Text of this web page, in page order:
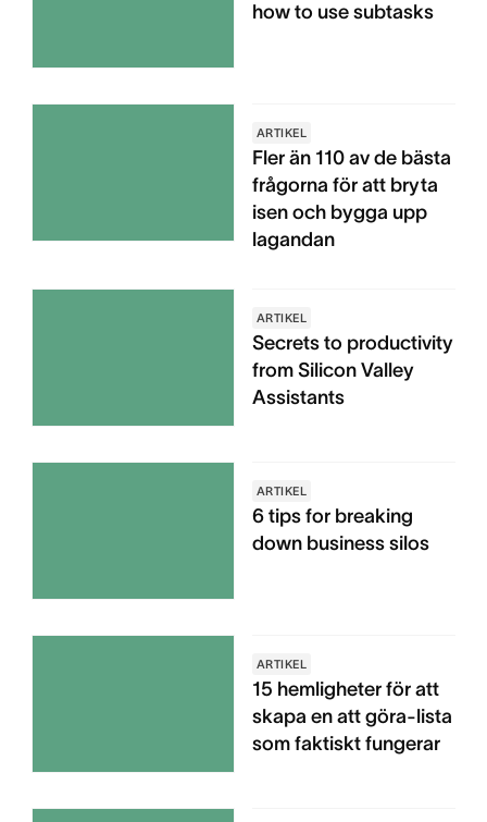
how to use subtasks
ARTIKEL
Fler än 110 av de bästa
frågorna för att bryta
isen och bygga upp
lagandan
ARTIKEL
Secrets to productivity
from Silicon Valley
Assistants
ARTIKEL
6 tips for breaking
down business silos
ARTIKEL
15 hemligheter för att
skapa en att göra-lista
som faktiskt fungerar